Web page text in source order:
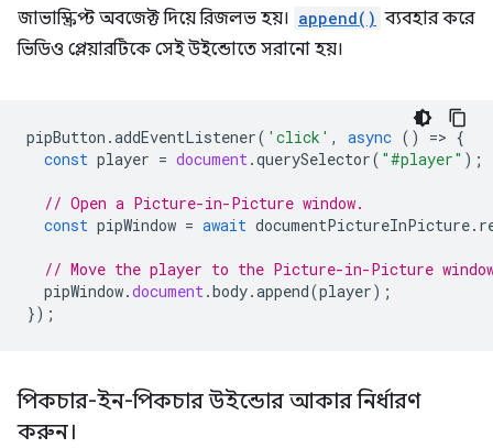
জাভাস্ক্রিপ্ট অবজেক্ট দিয়ে রিজলভ হয়। append() ব্যবহার করে
ভিডিও প্লেয়ারটিকে সেই উইন্ডোতে সরানো হয়।
pipButton .addEventListener( 'click' , async () => {
const player = document .querySelector( "#player" );
// Open a Picture-in-Picture window.
const pipWindow = await documentPictureInPicture.
// Move the player to the Picture-in-Picture
pipWindow.document .body.append(player);
});
পিকচার-ইন-পিকচার উইন্ডোর আকার নির্ধারণ
করুন।